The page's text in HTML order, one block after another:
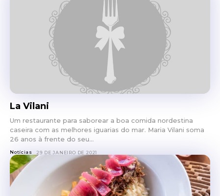
La Vilani
Um restaurante para saborear a boa comida nordestina
caseira com as melhores iguarias do mar. Maria Vilani soma
26 anos à frente do seu...
Notícias 29 DE JANEIRO DE 2021